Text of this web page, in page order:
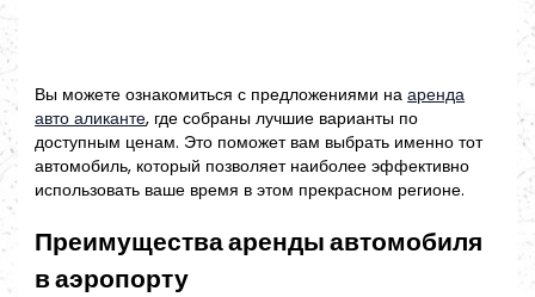
Вы можете ознакомиться с предложениями нааренда
авто аликанте, где собраны лучшие варианты по
доступным ценам. Это поможет вам выбрать именно тот
автомобиль, который позволяет наиболее эффективно
использовать ваше время в этом прекрасном регионе.
Преимущества аренды автомобиля
в аэропорту